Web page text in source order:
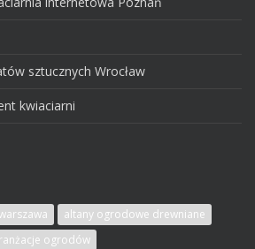
sztucznych Wrocław
kwiaciarni
altany ogrodowe drewniane
ogrodów